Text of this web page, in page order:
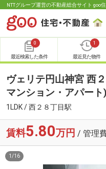
NTTグループ運営の不動産総合サイト goo
0
最近検索した条件
1
最近見た物件
ヴェリテ円山神宮 西
マンション・アパート)
1LDK / 西２８丁目駅
賃料5.80万円 / 管理
1 /16